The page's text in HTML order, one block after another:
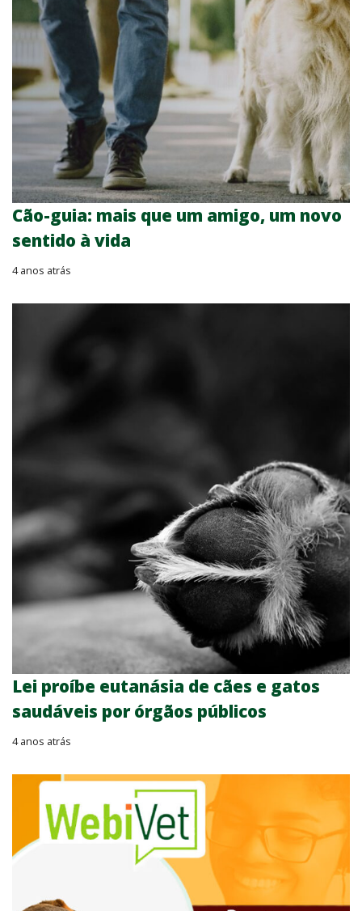
Cão-guia: mais que um amigo, um novo
sentido à vida
4 anos atrás
Lei proíbe eutanásia de cães e gatos
saudáveis por órgãos públicos
4 anos atrás